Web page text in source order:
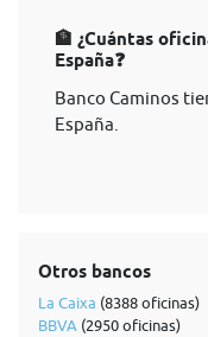
🏦 ¿Cuántas
España❓
Banco Caminos
España.
Otros bancos
La Caixa (8388 oficinas)
BBVA (2950 oficinas)